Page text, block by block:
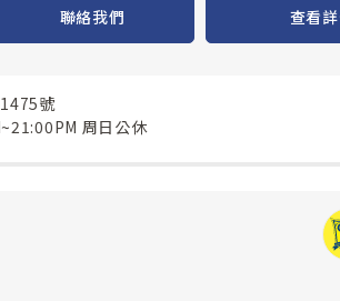
聯絡我們 查看
號
周日公休